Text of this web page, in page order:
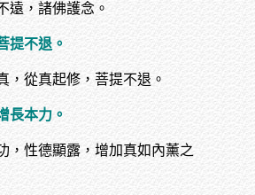
遠，諸佛護念。
提不退。
，從真起修，菩提不退。
長本力。
，性德顯露，增加真如內薰之